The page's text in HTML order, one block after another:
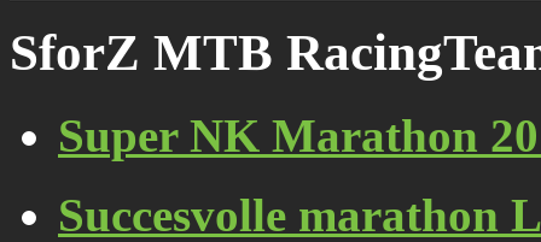
SforZ MTB
Super NK Marathon
Succesvolle marathon